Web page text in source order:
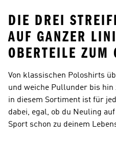
DIE DREI
AUF GANZER
OBERTEILE ZUM
Von klassischen Poloshirts
und weiche Pullunder bis hin
in diesem Sortiment ist für
dabei, egal, ob du Neuling
Sport schon zu deinem